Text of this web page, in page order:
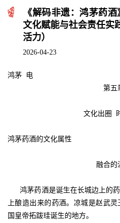
《解码非遗：鸿茅药
文化赋能与社会责任实
活力）
2026-04-23
鸿茅 电
第五
文化出圈
鸿茅药酒的文化属性
融合的
鸿茅药酒是诞生在长城边上的药
上酿造出来的药酒。凉城是赵武
国皇帝拓跋珪诞生的地方。